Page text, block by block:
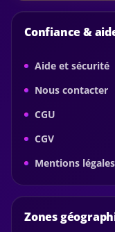
Confiance &
Aide et sécurité
Nous contacter
CGU
CGV
Mentions légales
Zones